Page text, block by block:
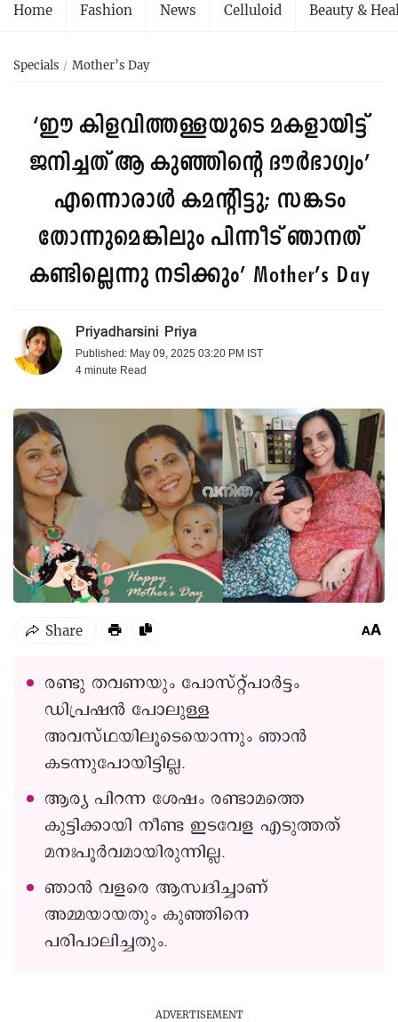
Home Fashion News Celluloid Beauty &
Specials Mother’s Day
‘ഈ കിളവിത്തള്ളയുടെ മകളായിട്ട്
ജനിച്ചത് ആ കുഞ്ഞിന്റെ ‍ദൗര്‍ഭാഗ്യം’
എന്നൊരാള്‍ കമന്റിട്ടു; സങ്കടം
തോന്നുമെങ്കിലും പിന്നീട് ഞാനത്
കണ്ടില്ലെന്നു നടിക്കും’ Mother’s Day
Priyadharsini Priya
Published: May 09, 2025 03:20 PM IST
4 minute Read
രണ്ടു തവണയും പോസ്റ്റ്പാര്‍ട്ടം
‍ഡിപ്രഷന്‍ പോലുള്ള
അവസ്ഥയിലൂടെയൊന്നും ഞാന്‍
കടന്നുപോയിട്ടില്ല.
ആര്യ പിറന്ന ശേഷം രണ്ടാമത്തെ
കുട്ടിക്കായി നീണ്ട ഇടവേള എടുത്തത്
മനഃപൂര്‍വമായിരുന്നില്ല.
ഞാന്‍ വളരെ ആസ്വദിച്ചാണ്
അമ്മയായതും കുഞ്ഞിനെ
പരിപാലിച്ചതും.
ADVERTISEMENT